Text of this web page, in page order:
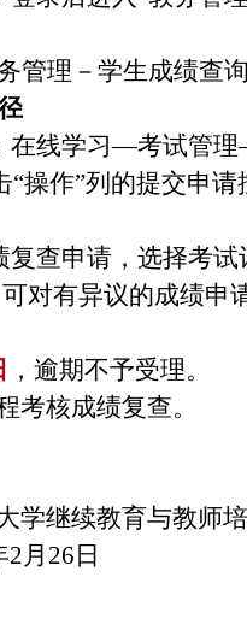
管理－学生成绩查
在线学习—考试管
“操作”列的提交申
查申请，选择考试
对有异议的成绩申
，逾期不予受理。
考核成绩复查。
教育与教师培
日